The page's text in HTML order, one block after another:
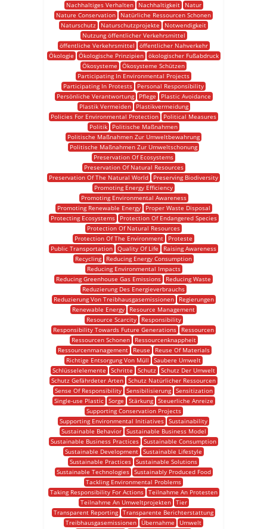
Nachhaltiges Verhalten
Nachhaltigkeit
Natur
Nature Conservation
Natürliche Ressourcen Schonen
Naturschutz
Naturschutzprojekte
Notwendigkeit
Nutzung öffentlicher Verkehrsmittel
öffentliche Verkehrsmittel
öffentlicher Nahverkehr
Ökologie
Ökologische Prinzipien
ökologischer Fußabdruck
Ökosysteme
Ökosysteme Schützen
Participating In Environmental Projects
Participating In Protests
Personal Responsibility
Persönliche Verantwortung
Pflege
Plastic Avoidance
Plastik Vermeiden
Plastikvermeidung
Policies For Environmental Protection
Political Measures
Politik
Politische Maßnahmen
Politische Maßnahmen Zur Umweltbewahrung
Politische Maßnahmen Zur Umweltschonung
Preservation Of Ecosystems
Preservation Of Natural Resources
Preservation Of The Natural World
Preserving Biodiversity
Promoting Energy Efficiency
Promoting Environmental Awareness
Promoting Renewable Energy
Proper Waste Disposal
Protecting Ecosystems
Protection Of Endangered Species
Protection Of Natural Resources
Protection Of The Environment
Proteste
Public Transportation Quality Of Life
Raising Awareness
Recycling
Reducing Energy Consumption
Reducing Environmental Impacts
Reducing Greenhouse Gas Emissions
Reducing Waste
Reduzierung Des Energieverbrauchs
Reduzierung Von Treibhausgasemissionen
Regierungen
Renewable Energy
Resource Management
Resource Scarcity
Responsibility
Responsibility Towards Future Generations
Ressourcen
Ressourcen Schonen
Ressourcenknappheit
Ressourcenmanagement
Reuse
Reuse Of Materials
Richtige Entsorgung Von Müll
Saubere Umwelt
Schlüsselelemente
Schritte Schutz
Schutz Der Umwelt
Schutz Gefährdeter Arten Schutz Natürlicher Ressourcen
Sense Of Responsibility
Sensibilisierung
Sensitization
Single-use Plastic
Sorge Stärkung
Steuerliche Anreize
Supporting Conservation Projects
Supporting Environmental Initiatives Sustainability
Sustainable Behavior
Sustainable Business Model
Sustainable Business Practices Sustainable Consumption
Sustainable Development Sustainable Lifestyle
Sustainable Practices Sustainable Solutions
Sustainable Technologies
Sustainably Produced Food
Tackling Environmental Problems
Taking Responsibility For Actions
Teilnahme An Protesten
Teilnahme An Umweltprojekten
Tier
Transparent Reporting Transparente Berichterstattung
Treibhausgasemissionen
Übernahme
Umwelt